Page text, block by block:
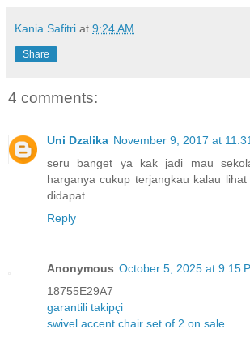
Kania Safitri at 9:24 AM
Share
4 comments:
Uni Dzalika November 9, 2017 at
seru banget ya kak jadi mau
harganya cukup terjangkau kalau
didapat.
Reply
Anonymous October 5, 2025 at 9:15
18755E29A7
garantili takipçi
swivel accent chair set of 2 on sale